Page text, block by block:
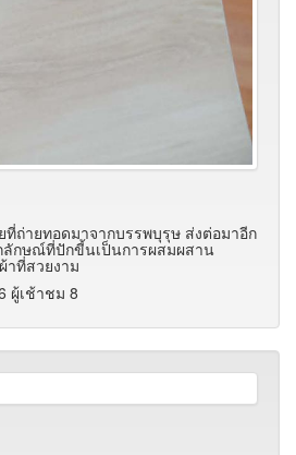
ถ่ายทอดมาจากบรรพบุรุษ ส่งต่อมาอีก
ลักษณ์ที่ปักขี้นเป็นการผสมผสาน
าที่สวยงาม
ผู้เช้าชม 8